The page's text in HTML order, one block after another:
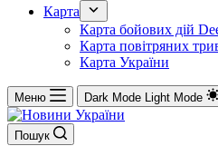
Карта
Карта бойових дій
Карта повітряних
Карта України
Меню Dark Mode Light Mode
Пошук